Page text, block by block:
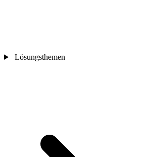
Lösungsthemen